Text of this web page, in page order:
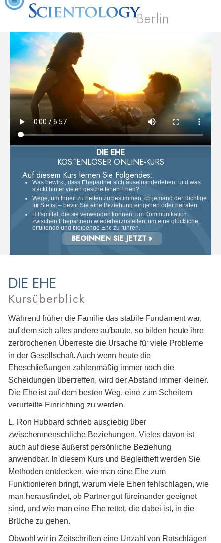
Berlin
DIE EHE
KOSTENLOSER ONLINE-KURS
Auf diesem Kurs lernen Sie Folgendes:
Was bewirkt, dass Ehepartner sich auseinanderleben, und was
steckt hinter vielen gescheiterten Ehen?
Wege, um Ihnen zu helfen zu bestimmen, ob jemand der Richtige
für Sie ist – bevor Sie eine Beziehung eingehen oder heiraten.
Hilfsmittel, die sie verwenden können, um Kommunikation
zwischen Ehepartnern wiederherzustellen, um eine glückliche,
erfüllende und bleibende Ehe zu führen.
BEGINNEN SIE JETZT »
DIE EHE
Kursüberblick
Während früher die Familie das stabile Fundament war,
auf dem sich alles andere aufbaute, so bilden heute ihre
zerbrochenen Überreste die Ursache für viele Probleme
in der Gesellschaft. Auch wenn heute die
Eheschließungen zahlenmäßig immer noch die
Scheidungen übertreffen, wird der Abstand immer kleiner.
Die Ehe ist auf dem besten Weg, eine zum Scheitern
verurteilte Einrichtung zu werden.
L. Ron Hubbard schrieb ausgiebig über
zwischenmenschliche Beziehungen. Vieles davon ist
auch auf diese äußerst persönliche Beziehung
anwendbar. In diesem Kurs und Begleitheft werden Sie
Methoden entdecken, wie man eine Ehe zum
Funktionieren bringt, warum viele Ehen fehlschlagen, wie
man herausfindet, ob Partner gut füreinander geeignet
sind, und wie man eine Ehe rettet, die dabei ist, in die
Brüche zu gehen.
Obwohl wir in Zeitschriften eine Unzahl von Ratschlägen